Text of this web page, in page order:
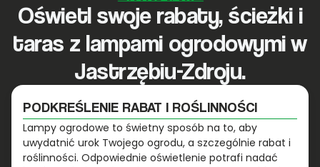
Oświetl swoje rabaty, ścieżki i
taras z lampami ogrodowymi w
Jastrzębiu-Zdroju.
PODKREŚLENIE RABAT I ROŚLINNOŚCI
Lampy ogrodowe to świetny sposób na to, aby
uwydatnić urok Twojego ogrodu, a szczególnie rabat i
roślinności. Odpowiednie oświetlenie potrafi nadać